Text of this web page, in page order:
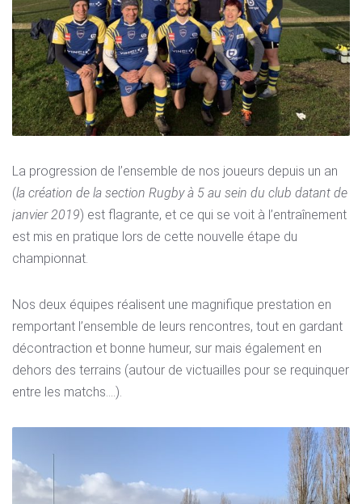
La progression de l’ensemble de nos joueurs depuis un an
(la création de la section Rugby à 5 au sein du club datant de
janvier 2019) est flagrante, et ce qui se voit à l’entraînement
est mis en pratique lors de cette nouvelle étape du
championnat.
Nos deux équipes réalisent une magnifique prestation en
remportant l’ensemble de leurs rencontres, tout en gardant
décontraction et bonne humeur, sur mais également en
dehors des terrains (autour de victuailles pour se requinquer
entre les matchs….).